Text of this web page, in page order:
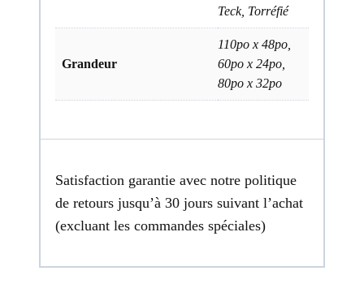
Teck, Torréfié
Grandeur
110po x 48po,
60po x 24po,
80po x 32po
Satisfaction garantie avec notre politique
de retours jusqu’à 30 jours suivant l’achat
(excluant les commandes spéciales)